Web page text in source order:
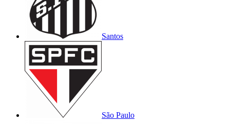
Santos
São Paulo